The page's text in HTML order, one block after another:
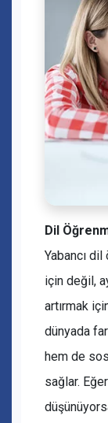
Dil
Yabancı
için değil,
artırmak
dünyada
hem de
sağlar.